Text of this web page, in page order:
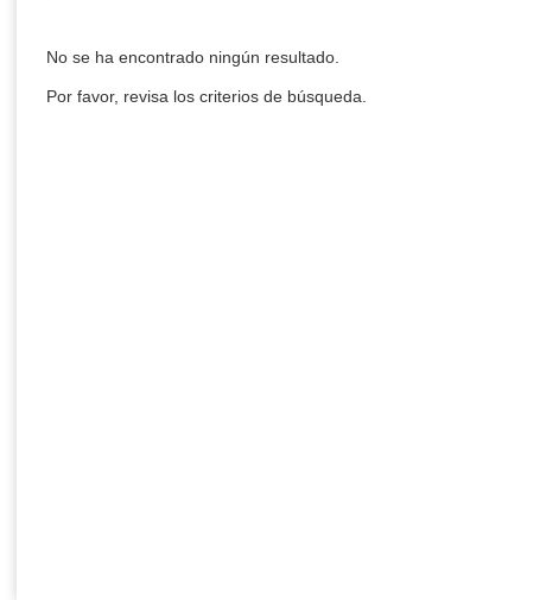
No se ha encontrado ningún resultado.
Por favor, revisa los criterios de búsqueda.